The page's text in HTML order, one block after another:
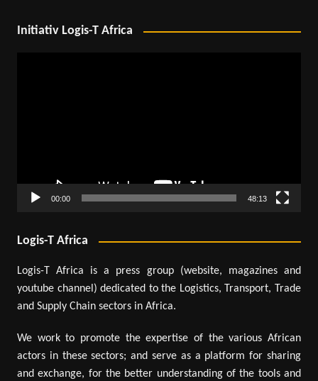
Initiativ Logis-T Africa
00:00 48:13
Logis-T Africa
Logis-T Africa is a press group (website, magazines and
youtube channel) dedicated to the Logistics, Transport, Trade
and Supply Chain sectors in Africa.
We work to promote the expertise of the various African
actors in these sectors; and serve as a platform for sharing
and exchange, for the better understanding of the tools and